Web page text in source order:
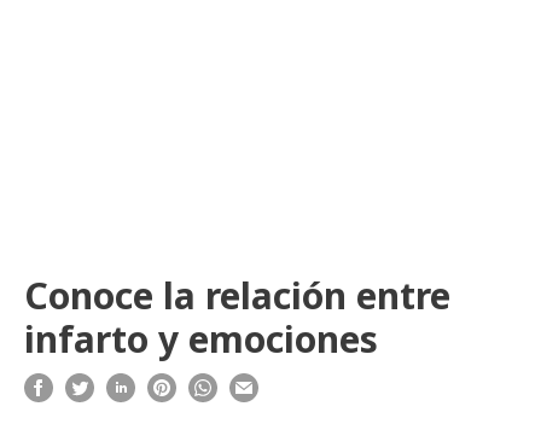
Conoce la relación entre
infarto y emociones